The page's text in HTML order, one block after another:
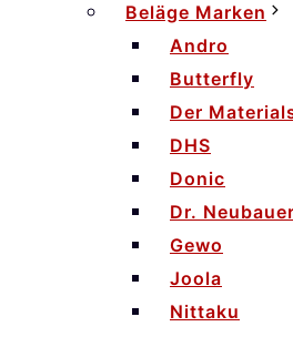
Beläge Marken
Andro
Butterfly
Der
DHS
Donic
Dr. Neubauer
Gewo
Joola
Nittaku